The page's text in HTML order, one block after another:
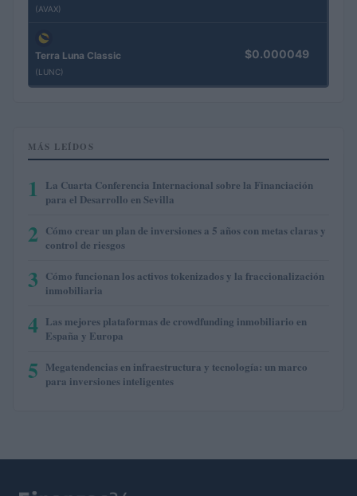
(AVAX)
Terra Luna Classic
(LUNC)
$0.000049
MÁS LEÍDOS
1
La Cuarta Conferencia Internacional sobre la Financiación
para el Desarrollo en Sevilla
2 Cómo crear un plan de inversiones a 5 años con metas claras y
control de riesgos
3 Cómo funcionan los activos tokenizados y la fraccionalización
inmobiliaria
4 Las mejores plataformas de crowdfunding inmobiliario en
España y Europa
5 Megatendencias en infraestructura y tecnología: un marco
para inversiones inteligentes